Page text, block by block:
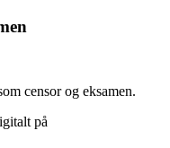
censor og eksamen.
på